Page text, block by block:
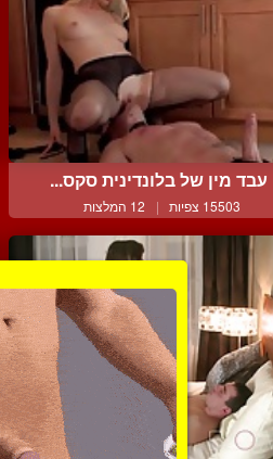
עבד מין של בלונדינית סקס...
15503 צפיות | 12 המלצות